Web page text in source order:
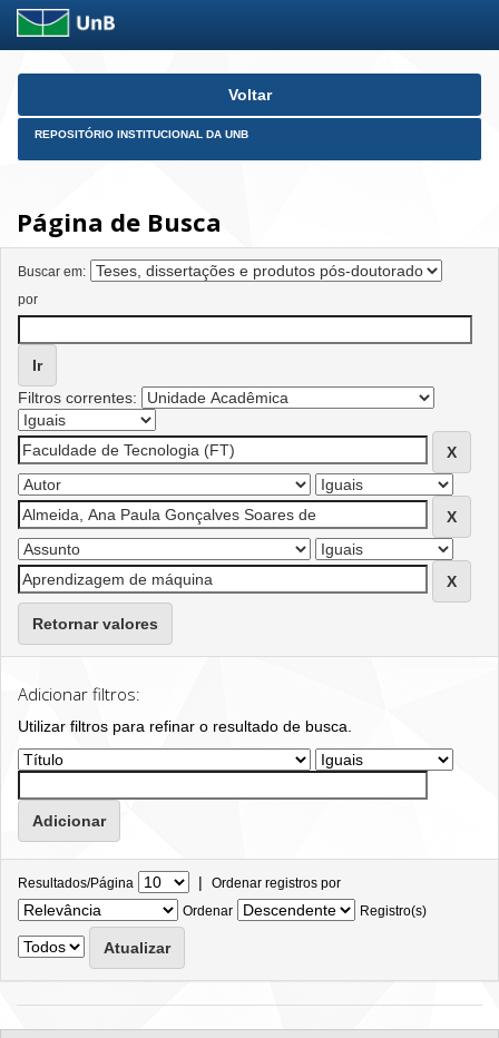
Skip
Voltar
REPOSITÓRIO INSTITUCIONAL DA UNB
Página de Busca
Buscar em:
por
Filtros correntes:
Retornar valores
Adicionar filtros:
Utilizar filtros para refinar o resultado de busca.
Resultados/Página | Ordenar registros por
Ordenar
Registro(s)